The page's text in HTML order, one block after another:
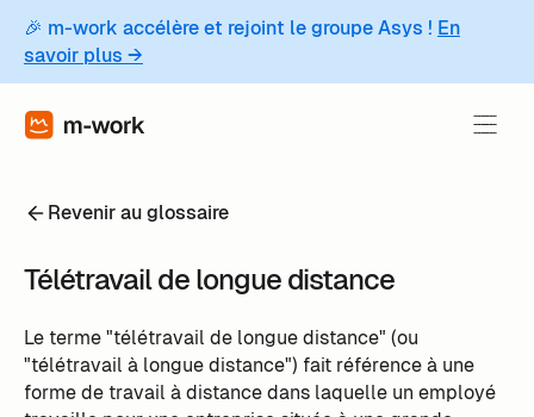
🎉 m-work accélère et rejoint le groupe Asys ! En
savoir plus →
Revenir au glossaire
Télétravail de longue distance
Le terme "télétravail de longue distance" (ou
"télétravail à longue distance") fait référence à une
forme de travail à distance dans laquelle un employé